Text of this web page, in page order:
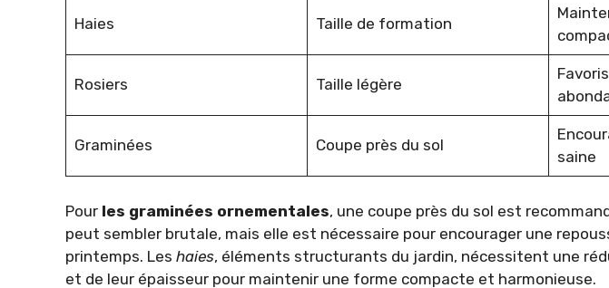
Haies Taille de formation
Rosiers Taille légère
Graminées Coupe près du sol
saine
Pour les graminées ornementales, une coupe près du sol est
peut sembler brutale, mais elle est nécessaire pour encourager une
printemps. Les haies, éléments structurants du jardin, nécessitent une
et de leur épaisseur pour maintenir une forme compacte et harmonieuse.